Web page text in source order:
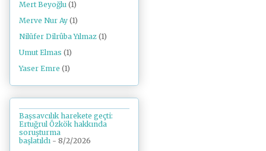
Mert Beyoğlu (1)
Merve Nur Ay (1)
Nilüfer Dilrûba Yılmaz (1)
Umut Elmas (1)
Yaser Emre (1)
Başsavcılık harekete geçti:
Ertuğrul Özkök hakkında
soruşturma
başlatıldı - 8/2/2026